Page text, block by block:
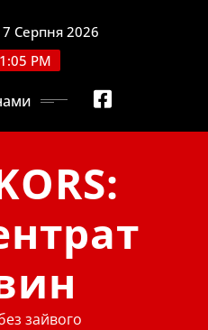
7 Серпня 2026
PM
зайвого